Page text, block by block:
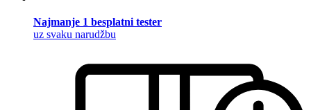
Najmanje 1 besplatni tester
uz svaku narudžbu